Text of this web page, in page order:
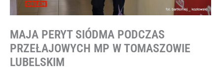
MAJA PERYT SIÓDMA PODCZAS
PRZEŁAJOWYCH MP W TOMASZOWIE
LUBELSKIM